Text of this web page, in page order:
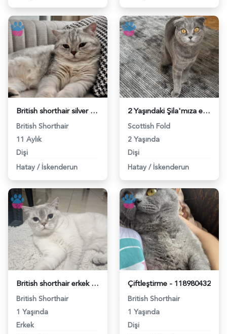
British shorthair silver point kızımıza eş arıyoruz - 118982263
British Shorthair
11 Aylık
Dişi
Hatay / İskenderun
2 Yaşındaki Şila'mıza eş arıyoruz - 118981964
Scottish Fold
2 Yaşında
Dişi
Hatay / İskenderun
British shorthair erkek kedime eş arıyorum - 118980936
British Shorthair
1 Yaşında
Erkek
Çiftleştirme - 118980432
British Shorthair
1 Yaşında
Dişi